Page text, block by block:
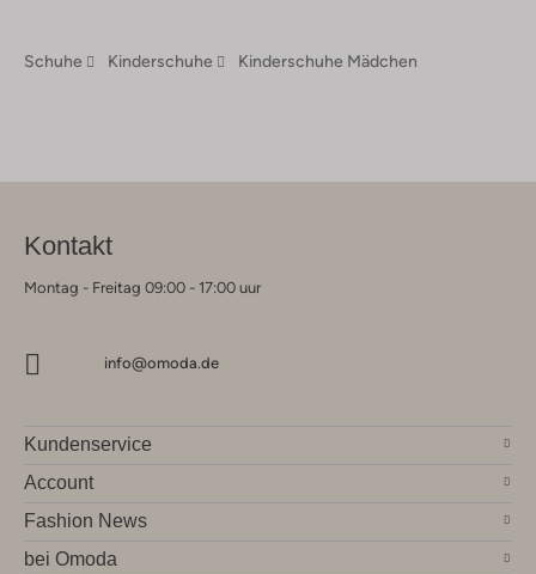
Schuhe Kinderschuhe Kinderschuhe Mädchen
Kontakt
Montag - Freitag 09:00 - 17:00 uur
info@omoda.de
Kundenservice
Account
Fashion News
bei Omoda